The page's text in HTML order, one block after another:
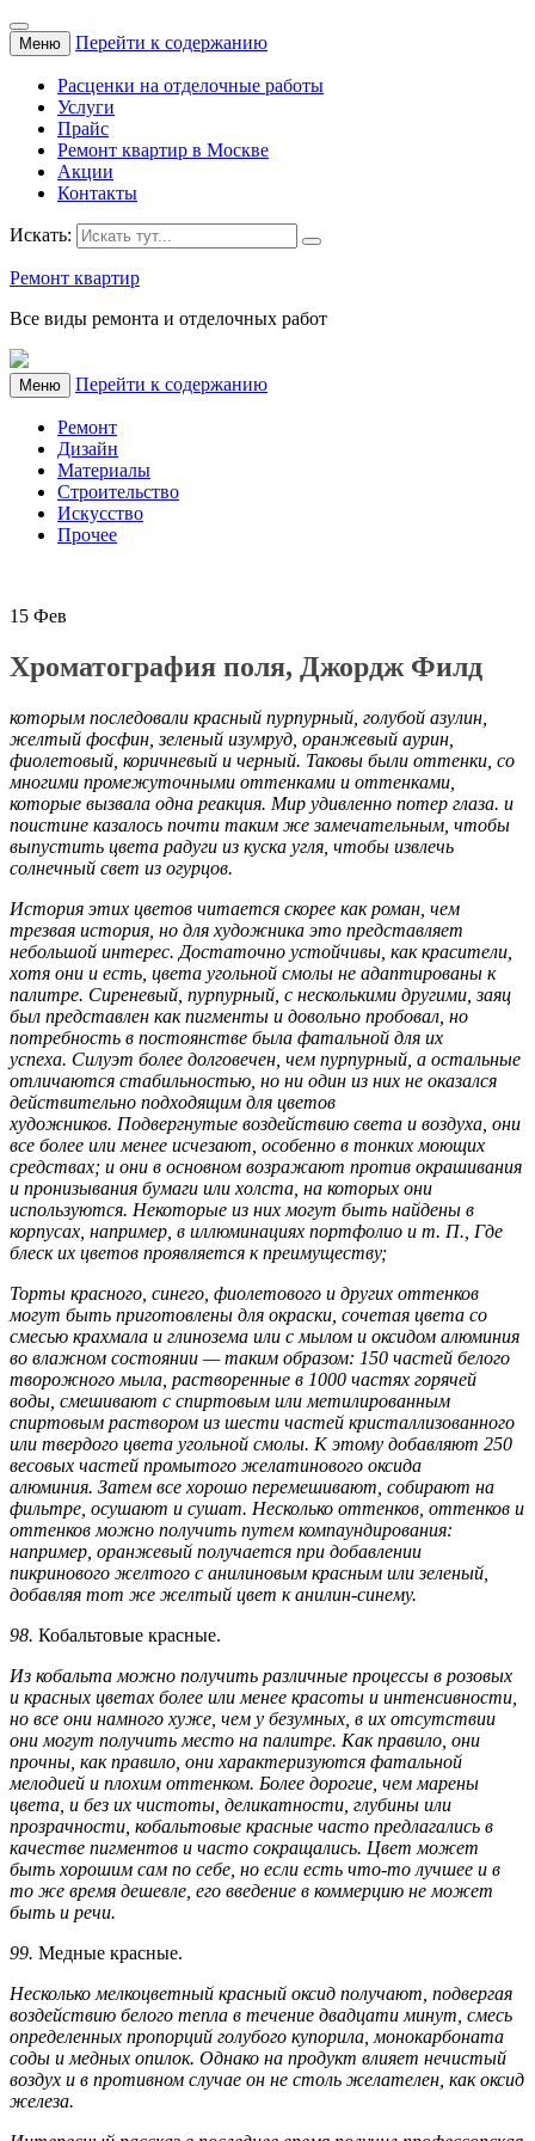
Меню Перейти к содержанию
Расценки на отделочные работы
Услуги
Прайс
Ремонт квартир в Москве
Акции
Контакты
Искать:
Ремонт квартир
Все виды ремонта и отделочных работ
Меню Перейти к содержанию
Ремонт
Дизайн
Материалы
Строительство
Искусство
Прочее
15 Фев
Хроматография поля, Джордж Филд
которым последовали красный пурпурный, голубой азулин,
желтый фосфин, зеленый изумруд, оранжевый аурин,
фиолетовый, коричневый и черный. Таковы были оттенки, со
многими промежуточными оттенками и оттенками,
которые вызвала одна реакция. Мир удивленно потер глаза. и
поистине казалось почти таким же замечательным, чтобы
выпустить цвета радуги из куска угля, чтобы извлечь
солнечный свет из огурцов.
История этих цветов читается скорее как роман, чем
трезвая история, но для художника это представляет
небольшой интерес. Достаточно устойчивы, как красители,
хотя они и есть, цвета угольной смолы не адаптированы к
палитре. Сиреневый, пурпурный, с несколькими другими, заяц
был представлен как пигменты и довольно пробовал, но
потребность в постоянстве была фатальной для их
успеха. Силуэт более долговечен, чем пурпурный, а остальные
отличаются стабильностью, но ни один из них не оказался
действительно подходящим для цветов
художников. Подвергнутые воздействию света и воздуха, они
все более или менее исчезают, особенно в тонких моющих
средствах; и они в основном возражают против окрашивания
и пронизывания бумаги или холста, на которых они
используются. Некоторые из них могут быть найдены в
корпусах, например, в иллюминациях портфолио и т. П., Где
блеск их цветов проявляется к преимуществу;
Торты красного, синего, фиолетового и других оттенков
могут быть приготовлены для окраски, сочетая цвета со
смесью крахмала и глинозема или с мылом и оксидом алюминия
во влажном состоянии — таким образом: 150 частей белого
творожного мыла, растворенные в 1000 частях горячей
воды, смешивают с спиртовым или метилированным
спиртовым раствором из шести частей кристаллизованного
или твердого цвета угольной смолы. К этому добавляют 250
весовых частей промытого желатинового оксида
алюминия. Затем все хорошо перемешивают, собирают на
фильтре, осушают и сушат. Несколько оттенков, оттенков и
оттенков можно получить путем компаундирования:
например, оранжевый получается при добавлении
пикринового желтого с анилиновым красным или зеленый,
добавляя тот же желтый цвет к анилин-синему.
98. Кобальтовые красные.
Из кобальта можно получить различные процессы в розовых
и красных цветах более или менее красоты и интенсивности,
но все они намного хуже, чем у безумных, в их отсутствии
они могут получить место на палитре. Как правило, они
прочны, как правило, они характеризуются фатальной
мелодией и плохим оттенком. Более дорогие, чем марены
цвета, и без их чистоты, деликатности, глубины или
прозрачности, кобальтовые красные часто предлагались в
качестве пигментов и часто сокращались. Цвет может
быть хорошим сам по себе, но если есть что-то лучшее и в
то же время дешевле, его введение в коммерцию не может
быть и речи.
99. Медные красные.
Несколько мелкоцветный красный оксид получают, подвергая
воздействию белого тепла в течение двадцати минут, смесь
определенных пропорций голубого купорила, монокарбоната
соды и медных опилок. Однако на продукт влияет нечистый
воздух и в противном случае он не столь желателен, как оксид
железа.